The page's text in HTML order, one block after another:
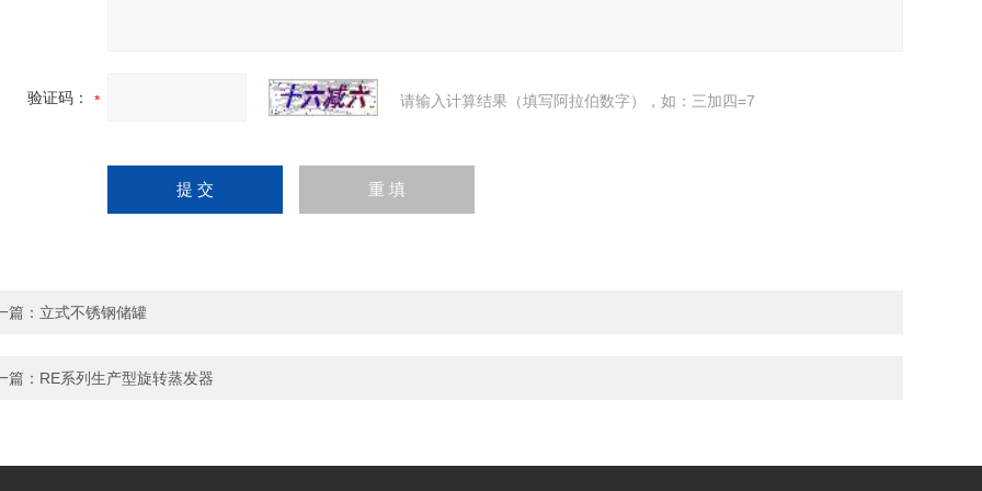
验证码： 请输入计算结果（填写阿拉伯数字），如：三加四=7
篇： 立式不锈钢储罐
篇： RE系列生产型旋转蒸发器